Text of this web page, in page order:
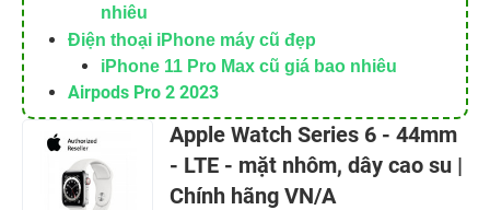
nhiêu
Điện thoại iPhone máy cũ đẹp
iPhone 11 Pro Max cũ giá bao nhiêu
Airpods Pro 2 2023
Apple Watch Series 6 - 44mm
- LTE - mặt nhôm, dây cao su |
Chính hãng VN/A